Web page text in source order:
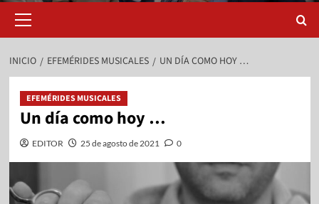
INICIO EFEMÉRIDES MUSICALES UN DÍA COMO HOY …
EFEMÉRIDES MUSICALES
Un día como hoy …
EDITOR 25 de agosto de 2021 0